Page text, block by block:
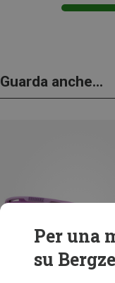
Guarda anche...
Per una
su